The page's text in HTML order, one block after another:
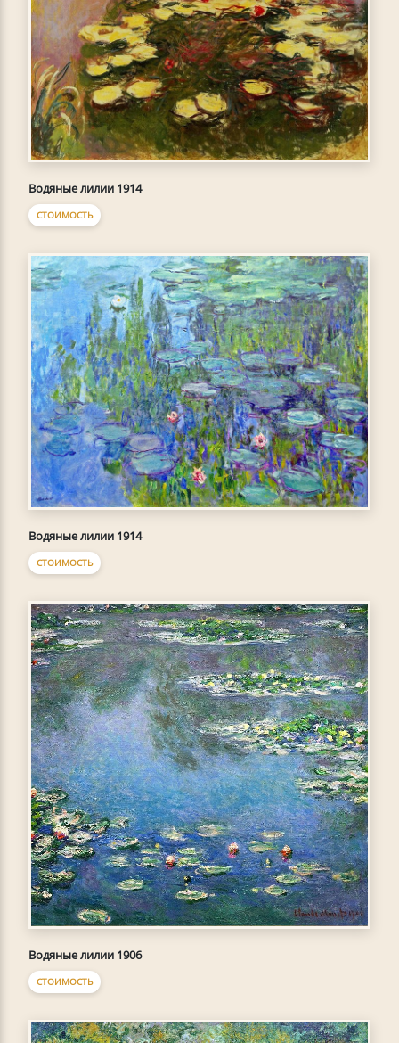
Водяные лилии 1914
СТОИМОСТЬ
Водяные лилии 1914
СТОИМОСТЬ
Водяные лилии 1906
СТОИМОСТЬ